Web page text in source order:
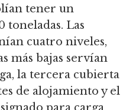
tener un
toneladas. Las
cuatro niveles,
más bajas servían
la tercera cubierta
de alojamiento y el